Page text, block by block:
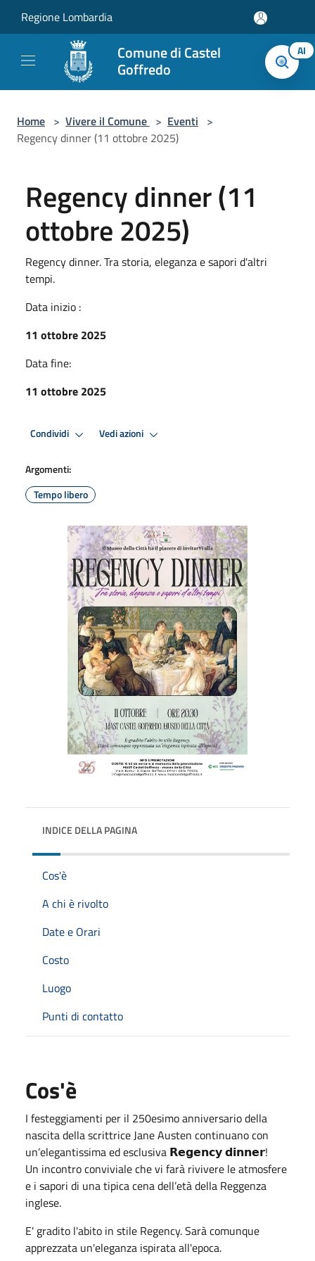
Regione Lombardia
Comune di Castel
Goffredo
AI
Home > Vivere il Comune > Eventi >
Regency dinner (11 ottobre 2025)
Regency dinner (11
ottobre 2025)
Regency dinner. Tra storia, eleganza e sapori d'altri
tempi.
Data inizio :
11 ottobre 2025
Data fine:
11 ottobre 2025
Condividi Vedi azioni
Argomenti:
Tempo libero
INDICE DELLA PAGINA
Cos'è
A chi è rivolto
Date e Orari
Costo
Luogo
Punti di contatto
Cos'è
I festeggiamenti per il 250esimo anniversario della
nascita della scrittrice Jane Austen continuano con
un’elegantissima ed esclusiva 𝗥𝗲𝗴𝗲𝗻𝗰𝘆 𝗱𝗶𝗻𝗻𝗲𝗿!
Un incontro conviviale che vi farà rivivere le atmosfere
e i sapori di una tipica cena dell’età della Reggenza
inglese.
E' gradito l'abito in stile Regency. Sarà comunque
apprezzata un'eleganza ispirata all'epoca.